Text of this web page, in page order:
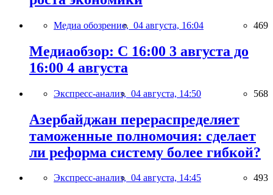
Медиа обозрение, 04 августа, 16:04 469
Медиаобзор: С 16:00 3 августа до
16:00 4 августа
Экспресс-анализ, 04 августа, 14:50 568
Азербайджан перераспределяет
таможенные полномочия: сделает
ли реформа систему более гибкой?
Экспресс-анализ, 04 августа, 14:45 493